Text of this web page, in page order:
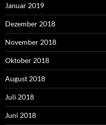
Januar 2019
Dezember 2018
November 2018
Oktober 2018
August 2018
Juli 2018
Juni 2018